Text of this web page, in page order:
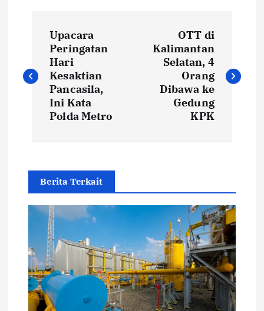
s
a
v
g
a
Upacara
Peringatan
Hari
Kesaktian
Pancasila,
Ini Kata
Polda Metro
OTT di
Kalimantan
Selatan, 4
Orang
Dibawa ke
Gedung
KPK
Berita Terkait